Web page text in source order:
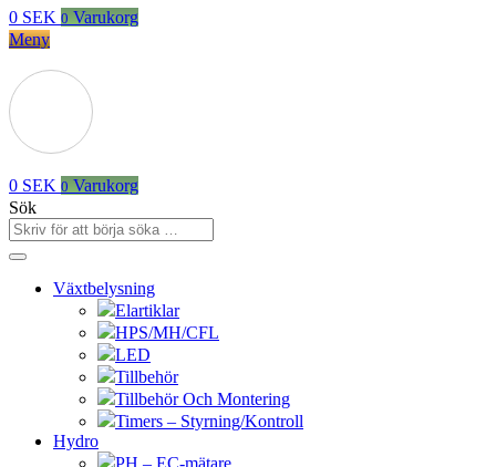
0 SEK 0 Varukorg
Meny
0 SEK 0 Varukorg
Sök
Växtbelysning
Elartiklar
HPS/MH/CFL
LED
Tillbehör
Tillbehör Och Montering
Timers – Styrning/Kontroll
Hydro
PH – EC-mätare